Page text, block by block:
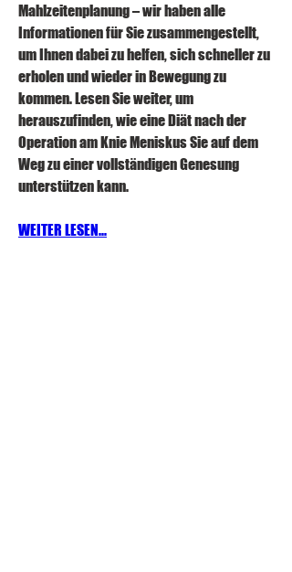
Mahlzeitenplanung – wir haben alle
Informationen für Sie zusammengestellt,
um Ihnen dabei zu helfen, sich schneller zu
erholen und wieder in Bewegung zu
kommen. Lesen Sie weiter, um
herauszufinden, wie eine Diät nach der
Operation am Knie Meniskus Sie auf dem
Weg zu einer vollständigen Genesung
unterstützen kann.
WEITER LESEN...